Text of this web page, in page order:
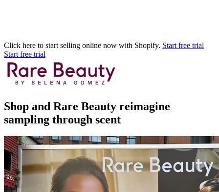
Click here to start selling online now with Shopify. Start free trial
Start free trial
Shop and Rare Beauty reimagine
sampling through scent